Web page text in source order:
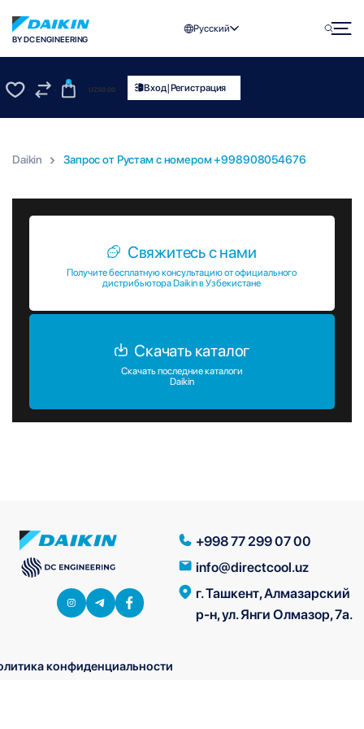
BY DC ENGINEERING
Русский
0
UZS0.00 Вход|Регистрация
Daikin Запрос от Рустам c номером +998908054676
Свяжитесь с нами
Получите бесплатную консультацию от официального
дистрибьютора Daikin в Узбекистане
Скачать каталог
Скачать последние каталоги
Daikin
+998 77 299 07 00
info@directcool.uz
г. Ташкент, Алмазарский
р-н, ул. Янги Олмазор, 7а.
конфиденциальности